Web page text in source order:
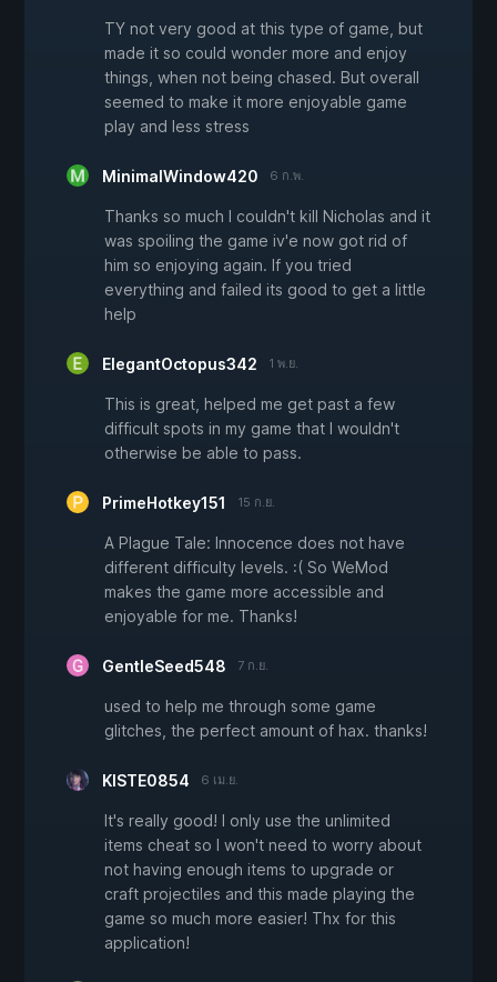
TY not very good at this type of game, but
made it so could wonder more and enjoy
things, when not being chased. But overall
seemed to make it more enjoyable game
play and less stress
MinimalWindow420 6 ก.พ.
Thanks so much I couldn't kill Nicholas and it
was spoiling the game iv'e now got rid of
him so enjoying again. If you tried
everything and failed its good to get a little
help
ElegantOctopus342 1 พ.ย.
This is great, helped me get past a few
difficult spots in my game that I wouldn't
otherwise be able to pass.
PrimeHotkey151 15 ก.ย.
A Plague Tale: Innocence does not have
different difficulty levels. :( So WeMod
makes the game more accessible and
enjoyable for me. Thanks!
GentleSeed548 7 ก.ย.
used to help me through some game
glitches, the perfect amount of hax. thanks!
KISTE0854 6 เม.ย.
It's really good! I only use the unlimited
items cheat so I won't need to worry about
not having enough items to upgrade or
craft projectiles and this made playing the
game so much more easier! Thx for this
application!